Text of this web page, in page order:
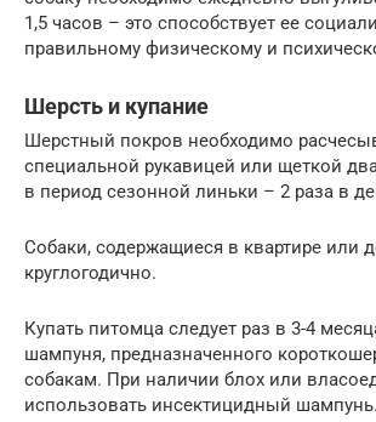
1,5 часов – это способствует ее
правильному физическому и
Шерсть и купание
Шерстный покров необходимо
специальной рукавицей или щеткой
в период сезонной линьки – 2 раза в
Собаки, содержащиеся в квартире или
круглогодично.
Купать питомца следует раз в 3-4
шампуня, предназначенного
собакам. При наличии блох или
использовать инсектицидный шампунь.